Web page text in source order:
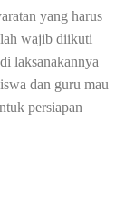
yang harus
wajib diikuti
laksanakannya
dan guru mau
persiapan